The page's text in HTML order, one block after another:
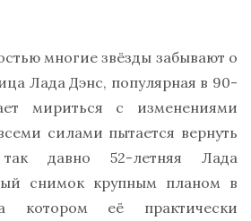
многие звёзды забывают о
Лада Дэнс, популярная в 90-
мириться с изменениями
силами пытается вернуть
давно 52-летняя Лада
снимок крупным планом в
котором её практически